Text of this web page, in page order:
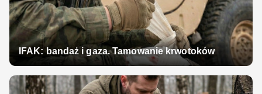
IFAK: bandaż i gaza. Tamowanie krwotoków